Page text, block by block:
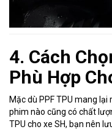
4. Cách
Phù Hợp
Mặc dù PPF TPU mang
phim nào cũng có chất
TPU cho xe SH, bạn nên